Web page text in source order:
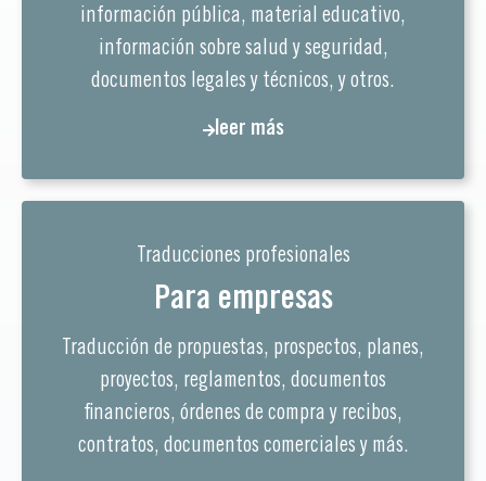
información pública, material educativo,
información sobre salud y seguridad,
documentos legales y técnicos, y otros.
leer más
Traducciones profesionales
Para empresas
Traducción de propuestas, prospectos, planes,
proyectos, reglamentos, documentos
financieros, órdenes de compra y recibos,
contratos, documentos comerciales y más.